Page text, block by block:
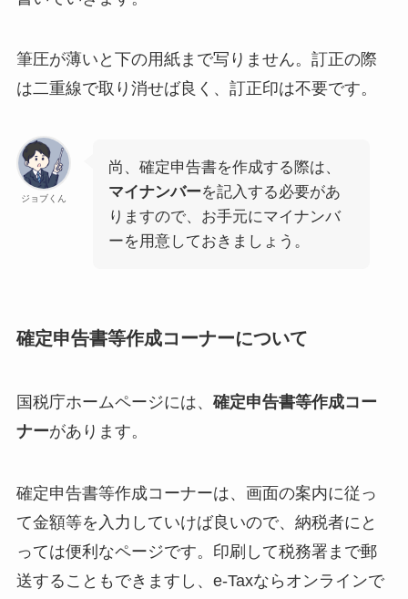
筆圧が薄いと下の用紙まで写りません。訂正の際
は二重線で取り消せば良く、訂正印は不要です。
ジョブくん
尚、確定申告書を作成する際は、
マイナンバーを記入する必要があ
りますので、お手元にマイナンバ
ーを用意しておきましょう。
確定申告書等作成コーナーについて
国税庁ホームページには、 確定申告書等作成コー
ナーがあります。
確定申告書等作成コーナーは、画面の案内に従っ
て金額等を入力していけば良いので、納税者にと
っては便利なページです。印刷して税務署まで郵
送することもできますし、e-Taxならオンラインで